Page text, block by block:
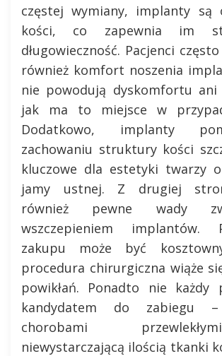
częstej wymiany, implanty są
kości, co zapewnia im
długowieczność. Pacjenci
również komfort noszenia
nie powodują dyskomfortu ani
jak ma to miejsce w
Dodatkowo, implanty
zachowaniu struktury kości
kluczowe dla estetyki twarzy
jamy ustnej. Z drugiej
również pewne wady
wszczepieniem implantów.
zakupu może być
procedura chirurgiczna wiąże
powikłań. Ponadto nie każdy
kandydatem do zabiegu
chorobami
niewystarczającą ilością tkanki